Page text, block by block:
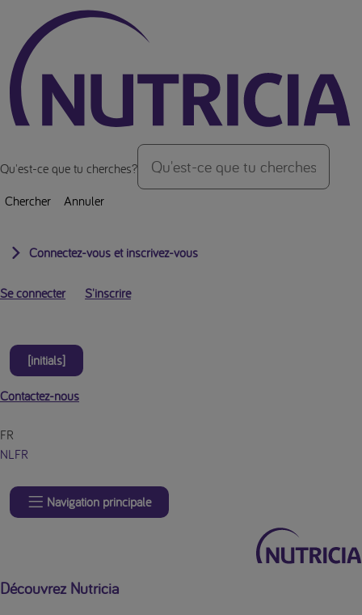
Vers le haut de la page
Qu'est-ce que tu cherches?
Chercher Annuler
Connectez-vous et inscrivez-vous
Se connecter S'inscrire
[initials]
Contactez-nous
FR
NLFR
Navigation principale
Découvrez Nutricia